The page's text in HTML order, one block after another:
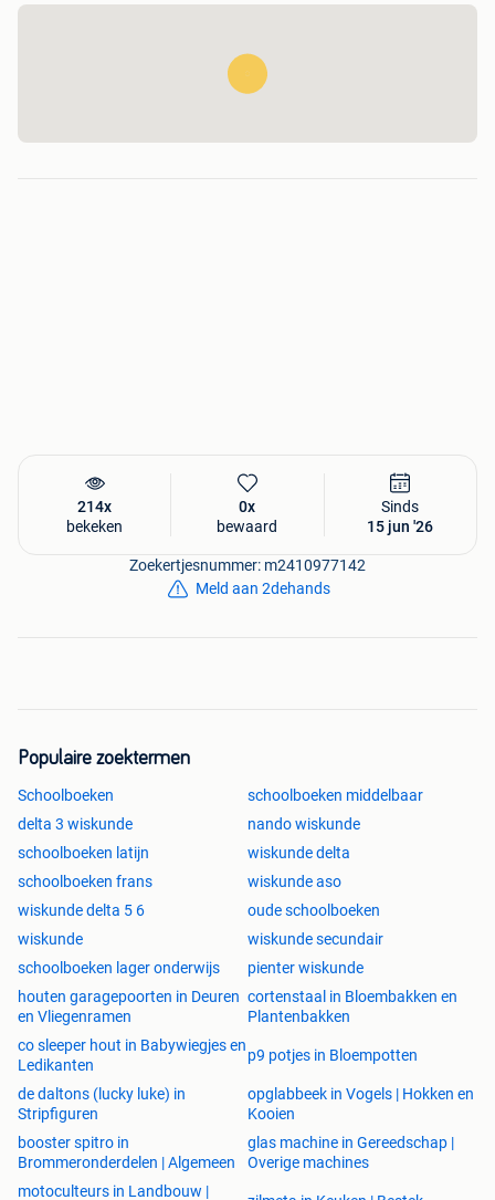
214x
bekeken
0x
bewaard
Sinds
15 jun '26
Zoekertjesnummer: m2410977142
Meld aan 2dehands
Populaire zoektermen
Schoolboeken
schoolboeken middelbaar
delta 3 wiskunde
nando wiskunde
schoolboeken latijn
wiskunde delta
schoolboeken frans
wiskunde aso
wiskunde delta 5 6
oude schoolboeken
wiskunde
wiskunde secundair
schoolboeken lager onderwijs
pienter wiskunde
houten garagepoorten in Deuren
en Vliegenramen
cortenstaal in Bloembakken en
Plantenbakken
co sleeper hout in Babywiegjes en
Ledikanten
p9 potjes in Bloempotten
de daltons (lucky luke) in
Stripfiguren
opglabbeek in Vogels | Hokken en
Kooien
booster spitro in
Brommeronderdelen | Algemeen
glas machine in Gereedschap |
Overige machines
motoculteurs in Landbouw |